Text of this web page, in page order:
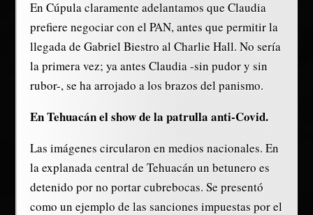
En Cúpula claramente adelantamos que Claudia
prefiere negociar con el PAN, antes que permitir la
llegada de Gabriel Biestro al Charlie Hall. No sería
la primera vez; ya antes Claudia -sin pudor y sin
rubor-, se ha arrojado a los brazos del panismo.
En Tehuacán el show de la patrulla anti-Covid.
Las imágenes circularon en medios nacionales. En
la explanada central de Tehuacán un betunero es
detenido por no portar cubrebocas. Se presentó
como un ejemplo de las sanciones impuestas por el